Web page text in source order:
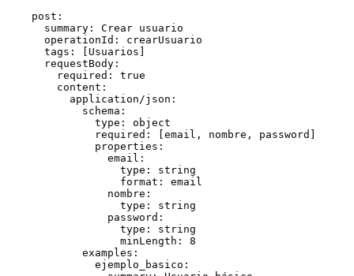
    post:
      summary: Crear usuario
      operationId: crearUsuario
      tags: [Usuarios]
      requestBody:
        required: true
        content:
          application/json:
            schema:
              type: object
              required: [email, nombre, password]
              properties:
                email:
                  type: string
                  format: email
                nombre:
                  type: string
                password:
                  type: string
                  minLength: 8
            examples:
              ejemplo_basico: